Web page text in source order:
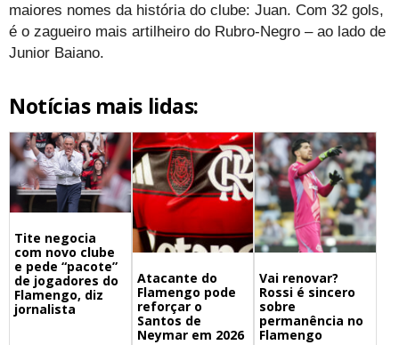
maiores nomes da história do clube: Juan. Com 32 gols,
é o zagueiro mais artilheiro do Rubro-Negro – ao lado de
Junior Baiano.
Notícias mais lidas:
Tite negocia
com novo clube
e pede “pacote”
de jogadores do
Flamengo, diz
jornalista
Atacante do
Flamengo pode
reforçar o
Santos de
Neymar em 2026
Vai renovar?
Rossi é sincero
sobre
permanência no
Flamengo